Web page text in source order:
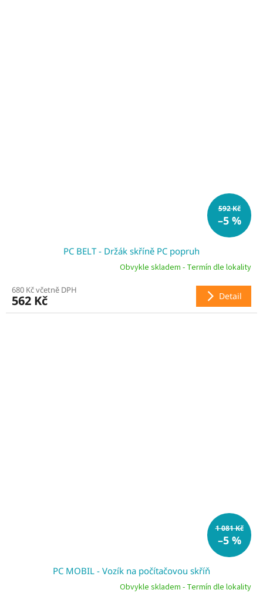
592 Kč
–5 %
PC BELT - Držák skříně PC popruh
Obvykle skladem - Termín dle lokality
680 Kč včetně DPH
562 Kč Detail
1 081 Kč
–5 %
PC MOBIL - Vozík na počítačovou skříň
Obvykle skladem - Termín dle lokality